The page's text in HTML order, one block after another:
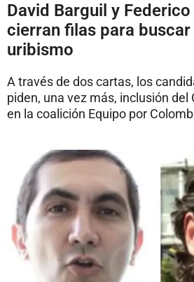
David Barguil y
cierran filas para buscar
uribismo
A través de dos cartas, los
piden, una vez más, inclusión
en la coalición Equipo por